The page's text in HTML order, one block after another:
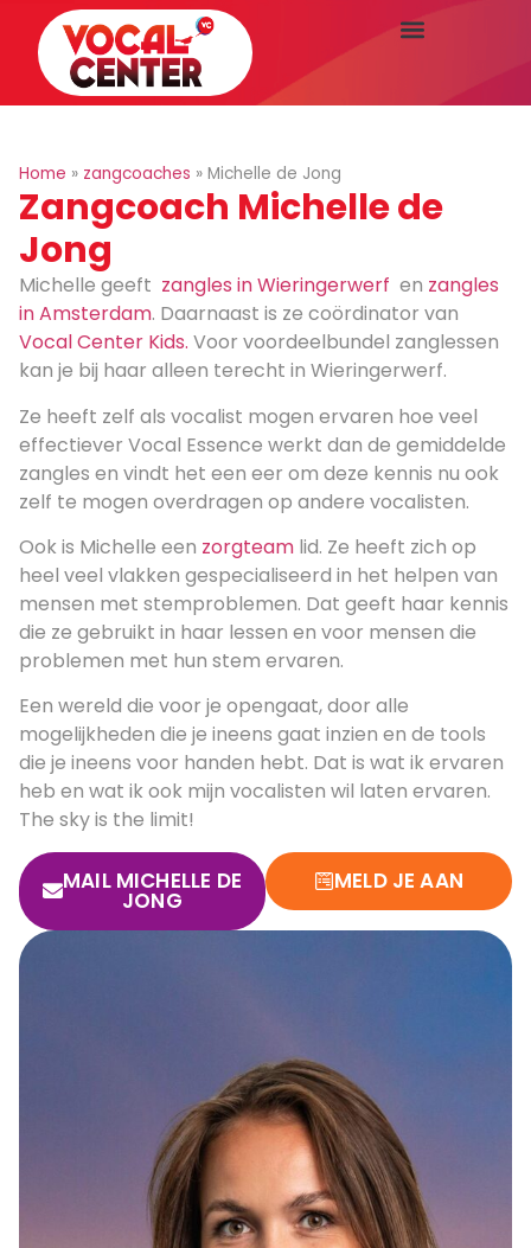
Home » zangcoaches » Michelle de Jong
Zangcoach Michelle de
Jong
Michelle geeft zangles in Wieringerwerf en zangles
in Amsterdam. Daarnaast is ze coördinator van
Vocal Center Kids. Voor voordeelbundel zanglessen
kan je bij haar alleen terecht in Wieringerwerf.
Ze heeft zelf als vocalist mogen ervaren hoe veel
effectiever Vocal Essence werkt dan de gemiddelde
zangles en vindt het een eer om deze kennis nu ook
zelf te mogen overdragen op andere vocalisten.
Ook is Michelle een zorgteam lid. Ze heeft zich op
heel veel vlakken gespecialiseerd in het helpen van
mensen met stemproblemen. Dat geeft haar kennis
die ze gebruikt in haar lessen en voor mensen die
problemen met hun stem ervaren.
Een wereld die voor je opengaat, door alle
mogelijkheden die je ineens gaat inzien en de tools
die je ineens voor handen hebt. Dat is wat ik ervaren
heb en wat ik ook mijn vocalisten wil laten ervaren.
The sky is the limit!
MAIL MICHELLE DE
JONG
MELD JE AAN